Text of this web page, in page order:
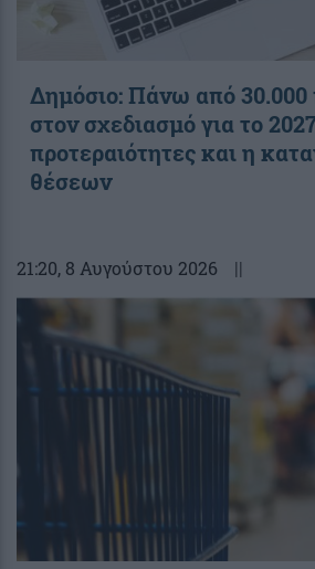
Δημόσιο: Πάνω από 30.000
στον σχεδιασμό για το
προτεραιότητες και η
θέσεων
21:20, 8 Αυγούστου 2026 ||